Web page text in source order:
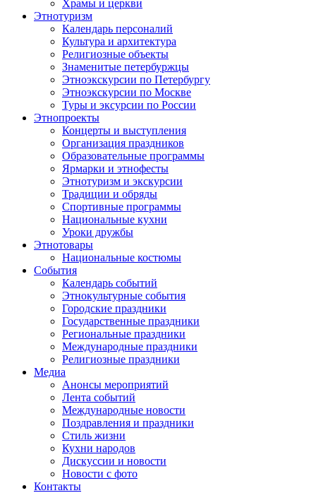
Храмы и церкви
Этнотуризм
Календарь персоналий
Культура и архитектура
Религиозные объекты
Знаменитые петербуржцы
Этноэкскурсии по Петербургу
Этноэкскурсии по Москве
Туры и эксурсии по России
Этнопроекты
Концерты и выступления
Организация праздников
Образовательные программы
Ярмарки и этнофесты
Этнотуризм и экскурсии
Традиции и обряды
Спортивные программы
Национальные кухни
Уроки дружбы
Этнотовары
Национальные костюмы
События
Календарь событий
Этнокультурные события
Городские праздники
Государственные праздники
Региональные праздники
Международные праздники
Религиозные праздники
Медиа
Анонсы мероприятий
Лента событий
Международные новости
Поздравления и праздники
Cтиль жизни
Кухни народов
Дискуссии и новости
Новости с фото
Контакты